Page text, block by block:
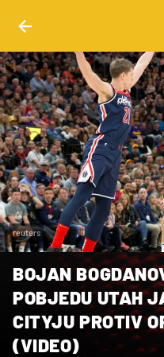
reuters
BOJAN
POBJEDU UTAH
CITYJU PROTIV
(VIDEO)